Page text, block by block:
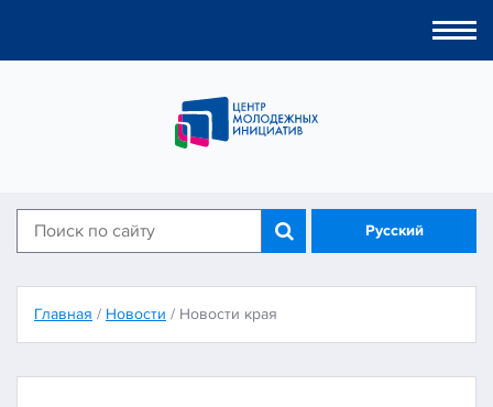
Русский
Главная / Новости / Новости края